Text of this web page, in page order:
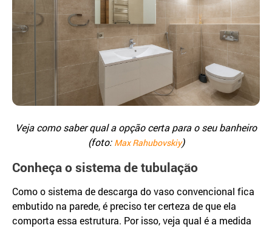
Veja como saber qual a opção certa para o seu banheiro
(foto: Max Rahubovskiy)
Conheça o sistema de tubulação
Como o sistema de descarga do vaso convencional fica
embutido na parede, é preciso ter certeza de que ela
comporta essa estrutura. Por isso, veja qual é a medida